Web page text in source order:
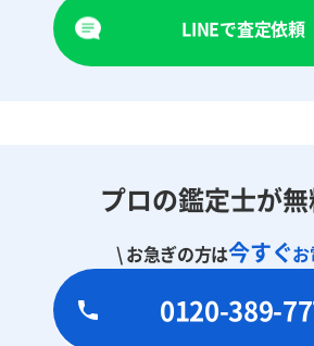
LINEで査定依頼
プロの鑑定士が
\ お急ぎの方は今すぐ
0120-389-